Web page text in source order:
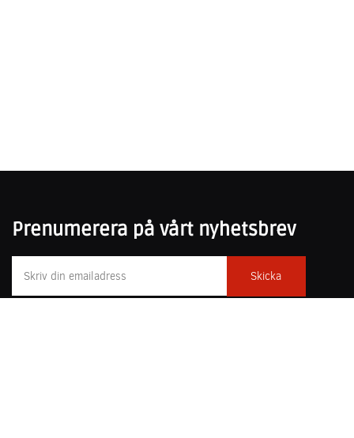
Prenumerera på vårt nyhetsbrev